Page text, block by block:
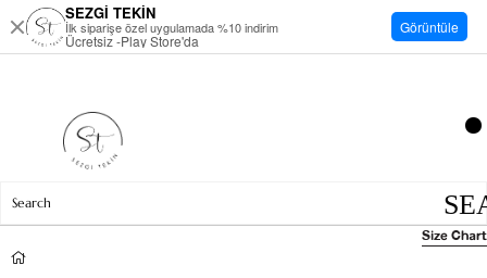
Size Chart
SEZGİ TEKİN
İlk siparişe özel uygulamada %10 indirim
Ücretsiz -Play Store'da
Görüntüle